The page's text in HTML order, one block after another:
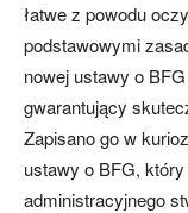
łatwe z powodu
podstawowymi
nowej ustawy o
gwarantujący
Zapisano go w
ustawy o BFG,
administracyjnego